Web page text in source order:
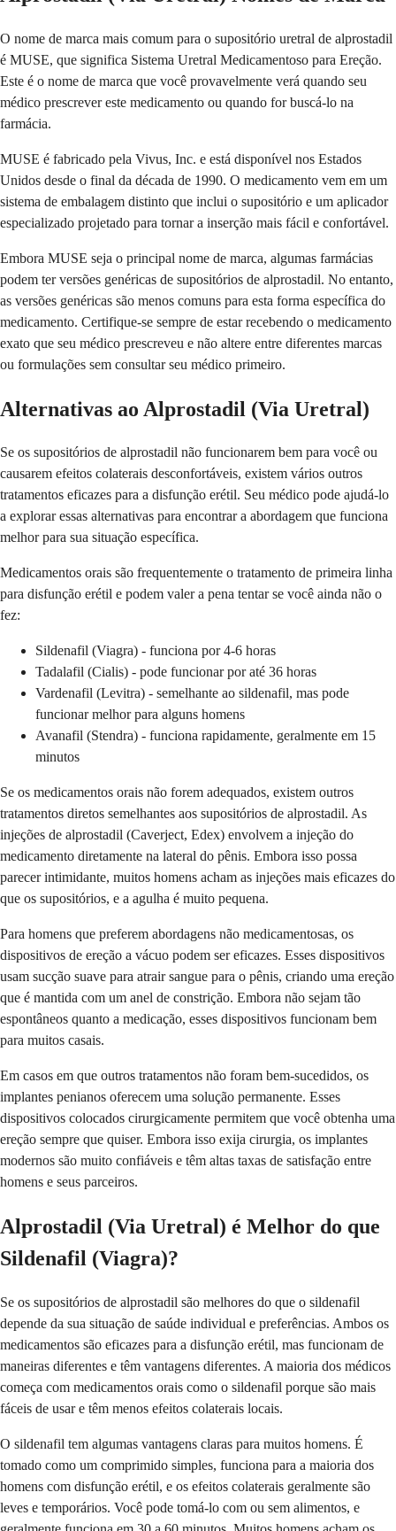
O nome de marca mais comum para o supositório uretral de alprostadil
é MUSE, que significa Sistema Uretral Medicamentoso para Ereção.
Este é o nome de marca que você provavelmente verá quando seu
médico prescrever este medicamento ou quando for buscá-lo na
farmácia.
MUSE é fabricado pela Vivus, Inc. e está disponível nos Estados
Unidos desde o final da década de 1990. O medicamento vem em um
sistema de embalagem distinto que inclui o supositório e um aplicador
especializado projetado para tornar a inserção mais fácil e confortável.
Embora MUSE seja o principal nome de marca, algumas farmácias
podem ter versões genéricas de supositórios de alprostadil. No entanto,
as versões genéricas são menos comuns para esta forma específica do
medicamento. Certifique-se sempre de estar recebendo o medicamento
exato que seu médico prescreveu e não altere entre diferentes marcas
ou formulações sem consultar seu médico primeiro.
Alternativas ao Alprostadil (Via Uretral)
Se os supositórios de alprostadil não funcionarem bem para você ou
causarem efeitos colaterais desconfortáveis, existem vários outros
tratamentos eficazes para a disfunção erétil. Seu médico pode ajudá-lo
a explorar essas alternativas para encontrar a abordagem que funciona
melhor para sua situação específica.
Medicamentos orais são frequentemente o tratamento de primeira linha
para disfunção erétil e podem valer a pena tentar se você ainda não o
fez:
Sildenafil (Viagra) - funciona por 4-6 horas
Tadalafil (Cialis) - pode funcionar por até 36 horas
Vardenafil (Levitra) - semelhante ao sildenafil, mas pode
funcionar melhor para alguns homens
Avanafil (Stendra) - funciona rapidamente, geralmente em 15
minutos
Se os medicamentos orais não forem adequados, existem outros
tratamentos diretos semelhantes aos supositórios de alprostadil. As
injeções de alprostadil (Caverject, Edex) envolvem a injeção do
medicamento diretamente na lateral do pênis. Embora isso possa
parecer intimidante, muitos homens acham as injeções mais eficazes do
que os supositórios, e a agulha é muito pequena.
Para homens que preferem abordagens não medicamentosas, os
dispositivos de ereção a vácuo podem ser eficazes. Esses dispositivos
usam sucção suave para atrair sangue para o pênis, criando uma ereção
que é mantida com um anel de constrição. Embora não sejam tão
espontâneos quanto a medicação, esses dispositivos funcionam bem
para muitos casais.
Em casos em que outros tratamentos não foram bem-sucedidos, os
implantes penianos oferecem uma solução permanente. Esses
dispositivos colocados cirurgicamente permitem que você obtenha uma
ereção sempre que quiser. Embora isso exija cirurgia, os implantes
modernos são muito confiáveis e têm altas taxas de satisfação entre
homens e seus parceiros.
Alprostadil (Via Uretral) é Melhor do que
Sildenafil (Viagra)?
Se os supositórios de alprostadil são melhores do que o sildenafil
depende da sua situação de saúde individual e preferências. Ambos os
medicamentos são eficazes para a disfunção erétil, mas funcionam de
maneiras diferentes e têm vantagens diferentes. A maioria dos médicos
começa com medicamentos orais como o sildenafil porque são mais
fáceis de usar e têm menos efeitos colaterais locais.
O sildenafil tem algumas vantagens claras para muitos homens. É
tomado como um comprimido simples, funciona para a maioria dos
homens com disfunção erétil, e os efeitos colaterais geralmente são
leves e temporários. Você pode tomá-lo com ou sem alimentos, e